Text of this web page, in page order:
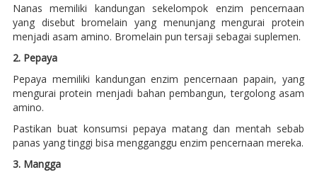
Nanas memiliki kandungan sekelompok enzim pencernaan
yang disebut bromelain yang menunjang mengurai protein
menjadi asam amino. Bromelain pun tersaji sebagai suplemen.
2. Pepaya
Pepaya memiliki kandungan enzim pencernaan papain, yang
mengurai protein menjadi bahan pembangun, tergolong asam
amino.
Pastikan buat konsumsi pepaya matang dan mentah sebab
panas yang tinggi bisa mengganggu enzim pencernaan mereka.
3. Mangga